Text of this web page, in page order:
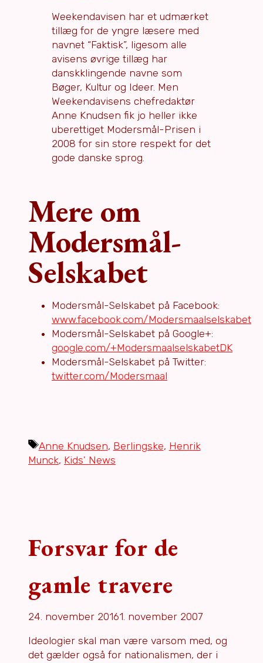
Weekendavisen har et udmærket
tillæg for de yngre læsere med
navnet “Faktisk”, ligesom alle
avisens øvrige tillæg har
danskklingende navne som
Bøger, Kultur og Ideer. Men
Weekendavisens chefredaktør
Anne Knudsen fik jo heller ikke
uberettiget Modersmål-Prisen i
2008 for sin store respekt for det
gode danske sprog.
Mere om
Modersmål-
Selskabet
Modersmål-Selskabet på Facebook:
www.facebook.com/Modersmaalselskabet
Modersmål-Selskabet på Google+:
google.com/+ModersmaalselskabetDK
Modersmål-Selskabet på Twitter:
twitter.com/Modersmaal
Tags
Anne Knudsen, Berlingske, Henrik
Munck, Kids' News
Forsvar for de
gamle travere
24. november 20161. november 2007
Ideologier skal man være varsom med, og
det gælder også for nationalismen, der i